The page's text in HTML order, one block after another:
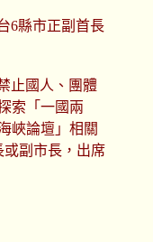
6縣市正副首長
止國人、團體
索「一國兩
峽論壇」相關
副市長，出席